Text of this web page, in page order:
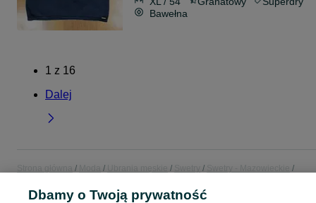
Bawełna
1 z 16
Dalej
Strona główna Moda Ubrania męskie Swetry
Swetry - Mazowieckie
Dbamy o Twoją prywatność